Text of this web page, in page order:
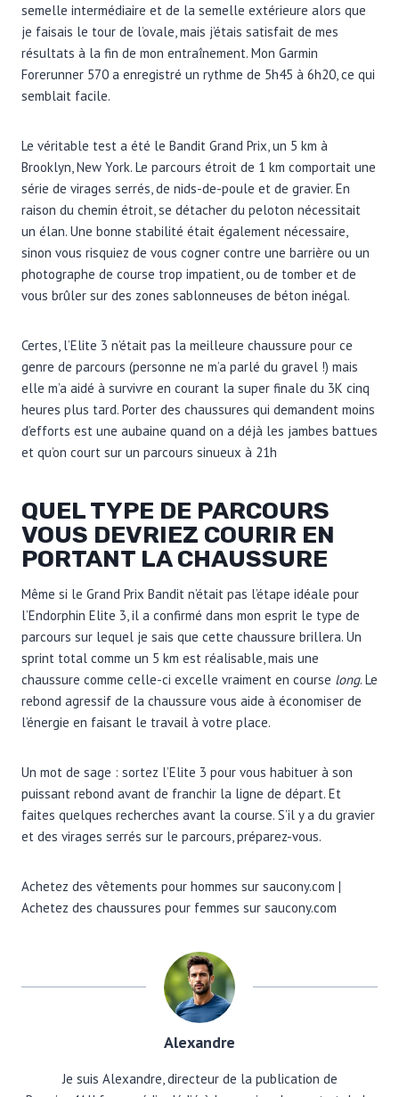
semelle intermédiaire et de la semelle extérieure alors que
je faisais le tour de l’ovale, mais j’étais satisfait de mes
résultats à la fin de mon entraînement. Mon Garmin
Forerunner 570 a enregistré un rythme de 5h45 à 6h20, ce qui
semblait facile.
Le véritable test a été le Bandit Grand Prix, un 5 km à
Brooklyn, New York. Le parcours étroit de 1 km comportait une
série de virages serrés, de nids-de-poule et de gravier. En
raison du chemin étroit, se détacher du peloton nécessitait
un élan. Une bonne stabilité était également nécessaire,
sinon vous risquiez de vous cogner contre une barrière ou un
photographe de course trop impatient, ou de tomber et de
vous brûler sur des zones sablonneuses de béton inégal.
Certes, l’Elite 3 n’était pas la meilleure chaussure pour ce
genre de parcours (personne ne m’a parlé du gravel !) mais
elle m’a aidé à survivre en courant la super finale du 3K cinq
heures plus tard. Porter des chaussures qui demandent moins
d’efforts est une aubaine quand on a déjà les jambes battues
et qu’on court sur un parcours sinueux à 21h
QUEL TYPE DE PARCOURS
VOUS DEVRIEZ COURIR EN
PORTANT LA CHAUSSURE
Même si le Grand Prix Bandit n’était pas l’étape idéale pour
l’Endorphin Elite 3, il a confirmé dans mon esprit le type de
parcours sur lequel je sais que cette chaussure brillera. Un
sprint total comme un 5 km est réalisable, mais une
chaussure comme celle-ci excelle vraiment en course long. Le
rebond agressif de la chaussure vous aide à économiser de
l’énergie en faisant le travail à votre place.
Un mot de sage : sortez l’Elite 3 pour vous habituer à son
puissant rebond avant de franchir la ligne de départ. Et
faites quelques recherches avant la course. S’il y a du gravier
et des virages serrés sur le parcours, préparez-vous.
Achetez des vêtements pour hommes sur saucony.com |
Achetez des chaussures pour femmes sur saucony.com
Alexandre
Je suis Alexandre, directeur de la publication de